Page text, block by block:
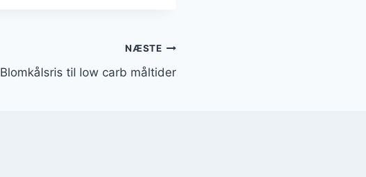
NÆSTE
Blomkålsris til low carb måltider